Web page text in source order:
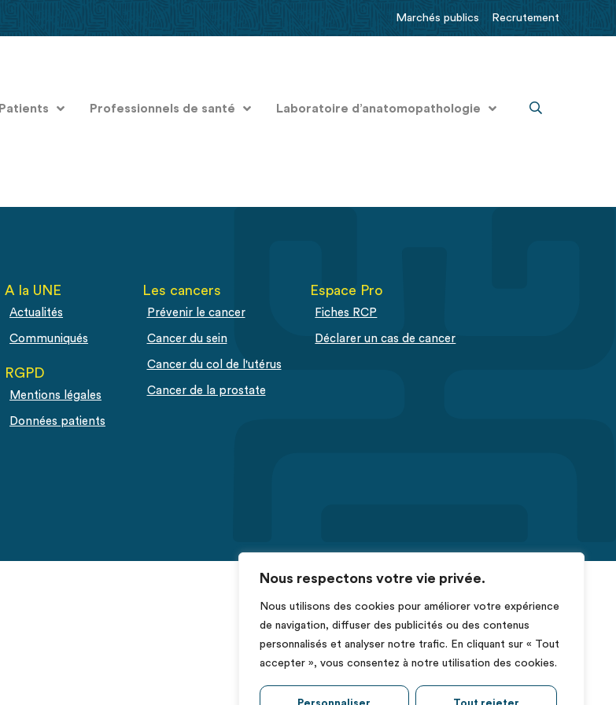
Nous respectons votre vie privée.
Nous utilisons des cookies pour améliorer votre expérience
de navigation, diffuser des publicités ou des contenus
personnalisés et analyser notre trafic. En cliquant sur « Tout
accepter », vous consentez à notre utilisation des cookies.
Marchés publics Recrutement
Patients Professionnels de santé Laboratoire d’anatomopathologie
A la UNE
Actualités
Communiqués
RGPD
Mentions légales
Données patients
Les cancers
Prévenir le cancer
Cancer du sein
Cancer du col de l'utérus
Cancer de la prostate
Espace Pro
Fiches RCP
Déclarer un cas de cancer